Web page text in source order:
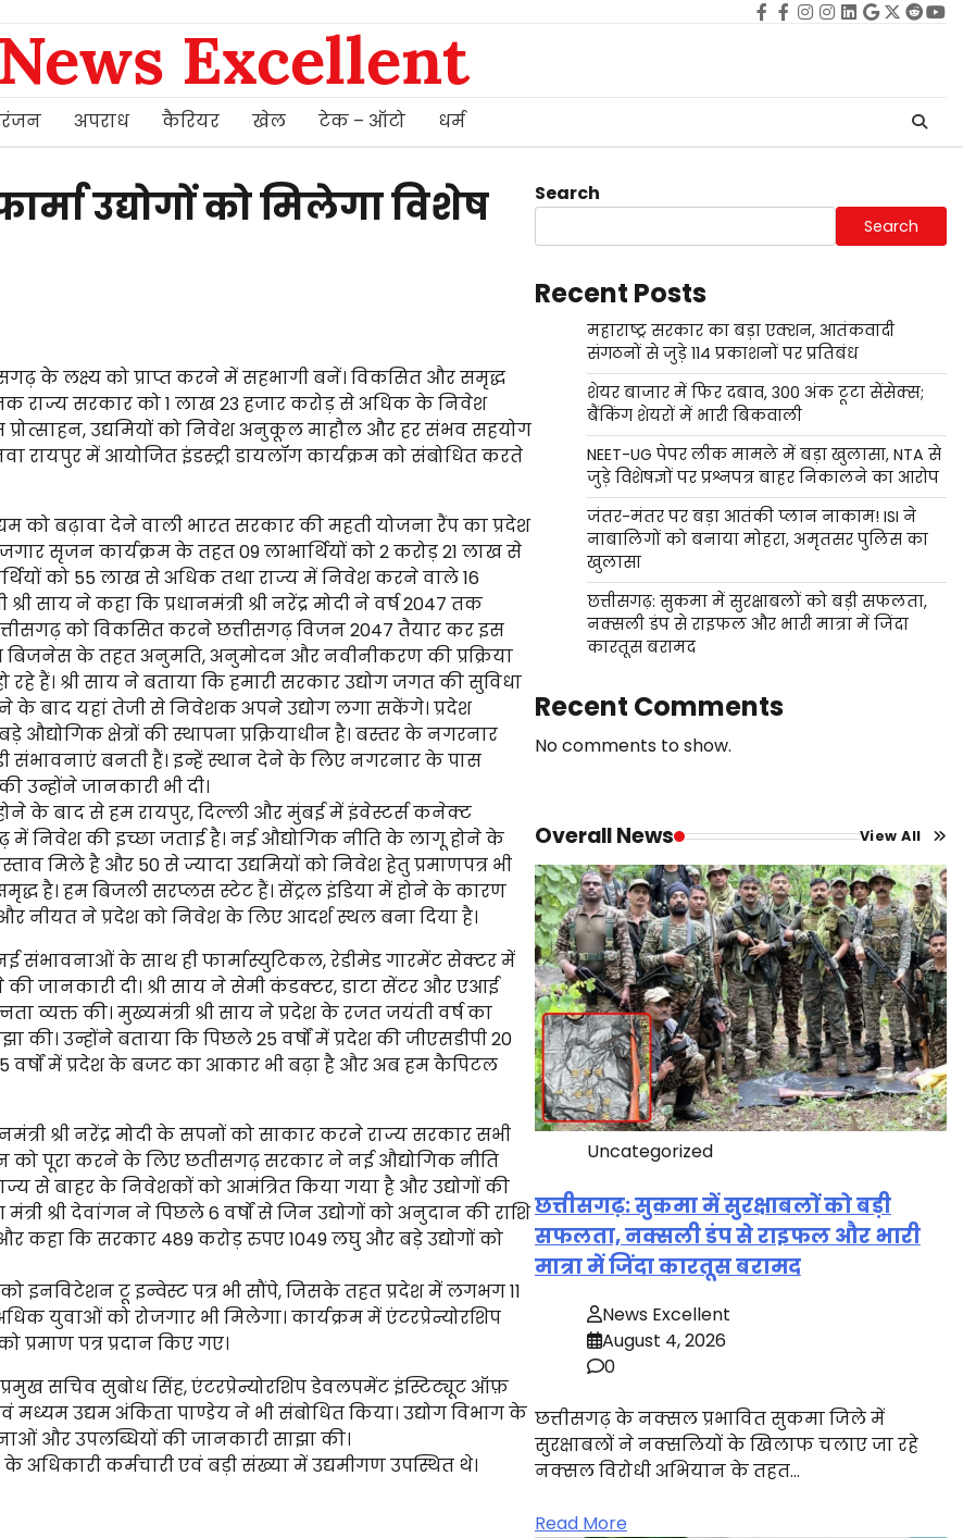
Facebook
facebook
Instagram
instagram
Linkedin
google
Twitter
reddit
News Excellent
अपराध कैरियर खेल टेक – ऑटो धर्म
उद्योगों को मिलेगा विशेष
के लक्ष्य को प्राप्त करने में सहभागी बनें। विकसित और समृद्ध
तक राज्य सरकार को 1 लाख 23 हजार करोड़ से अधिक के निवेश
उद्यमियों को निवेश अनुकूल माहौल और हर संभव सहयोग
रायपुर में आयोजित इंडस्ट्री डायलॉग कार्यक्रम को संबोधित करते
को बढ़ावा देने वाली भारत सरकार की महती योजना रैंप का प्रदेश
सृजन कार्यक्रम के तहत 09 लाभार्थियों को 2 करोड़ 21 लाख से
को 55 लाख से अधिक तथा राज्य में निवेश करने वाले 16
साय ने कहा कि प्रधानमंत्री श्री नरेंद्र मोदी ने वर्ष 2047 तक
को विकसित करने छत्तीसगढ़ विजन 2047 तैयार कर इस
के तहत अनुमति, अनुमोदन और नवीनीकरण की प्रक्रिया
हैं। श्री साय ने बताया कि हमारी सरकार उद्योग जगत की सुविधा
के बाद यहां तेजी से निवेशक अपने उद्योग लगा सकेंगे। प्रदेश
क्षेत्रों की स्थापना प्रक्रियाधीन है। बस्तर के नगरनार
बनती हैं। इन्हें स्थान देने के लिए नगरनार के पास
उन्होंने जानकारी भी दी।
के बाद से हम रायपुर, दिल्ली और मुंबई में इंवेस्टर्स कनेक्ट
निवेश की इच्छा जताई है। नई औद्योगिक नीति के लागू होने के
मिले है और 50 से ज्यादा उद्यमियों को निवेश हेतु प्रमाणपत्र भी
है। हम बिजली सरप्लस स्टेट हैं। सेंट्रल इंडिया में होने के कारण
नीयत ने प्रदेश को निवेश के लिए आदर्श स्थल बना दिया है।
संभावनाओं के साथ ही फार्मास्युटिकल, रेडीमेड गारमेंट सेक्टर में
जानकारी दी। श्री साय ने सेमी कंडक्टर, डाटा सेंटर और एआई
व्यक्त की। मुख्यमंत्री श्री साय ने प्रदेश के रजत जयंती वर्ष का
की। उन्होंने बताया कि पिछले 25 वर्षों में प्रदेश की जीएसडीपी 20
वर्षों में प्रदेश के बजट का आकार भी बढ़ा है और अब हम कैपिटल
श्री नरेंद्र मोदी के सपनों को साकार करने राज्य सरकार सभी
को पूरा करने के लिए छतीसगढ़ सरकार ने नई औद्योगिक नीति
से बाहर के निवेशकों को आमंत्रित किया गया है और उद्योगों की
श्री देवांगन ने पिछले 6 वर्षों से जिन उद्योगों को अनुदान की राशि
कहा कि सरकार 489 करोड़ रुपए 1049 लघु और बड़े उद्योगों को
इनविटेशन टू इन्वेस्ट पत्र भी सौंपे, जिसके तहत प्रदेश में लगभग 11
युवाओं को रोजगार भी मिलेगा। कार्यक्रम में एंटरप्रेन्योरशिप
प्रमाण पत्र प्रदान किए गए।
सचिव सुबोध सिंह, एंटरप्रेन्योरशिप डेवलपमेंट इंस्टिट्यूट ऑफ़
उद्यम अंकिता पाण्डेय ने भी संबोधित किया। उद्योग विभाग के
और उपलब्धियों की जानकारी साझा की।
अधिकारी कर्मचारी एवं बड़ी संख्या में उद्यमीगण उपस्थित थे।
Search
Search
Recent Posts
महाराष्ट्र सरकार का बड़ा एक्शन, आतंकवादी
संगठनों से जुड़े 114 प्रकाशनों पर प्रतिबंध
शेयर बाजार में फिर दबाव, 300 अंक टूटा सेंसेक्स;
बैंकिंग शेयरों में भारी बिकवाली
NEET-UG पेपर लीक मामले में बड़ा खुलासा, NTA से
जुड़े विशेषज्ञों पर प्रश्नपत्र बाहर निकालने का आरोप
जंतर-मंतर पर बड़ा आतंकी प्लान नाकाम! ISI ने
नाबालिगों को बनाया मोहरा, अमृतसर पुलिस का
खुलासा
छत्तीसगढ़: सुकमा में सुरक्षाबलों को बड़ी सफलता,
नक्सली डंप से राइफल और भारी मात्रा में जिंदा
कारतूस बरामद
Recent Comments
No comments to show.
Overall News View All
Uncategorized
छत्तीसगढ़: सुकमा में सुरक्षाबलों को बड़ी
सफलता, नक्सली डंप से राइफल और भारी
मात्रा में जिंदा कारतूस बरामद
News Excellent
August 4, 2026
0
छत्तीसगढ़ के नक्सल प्रभावित सुकमा जिले में
सुरक्षाबलों ने नक्सलियों के खिलाफ चलाए जा रहे
नक्सल विरोधी अभियान के तहत…
Read More